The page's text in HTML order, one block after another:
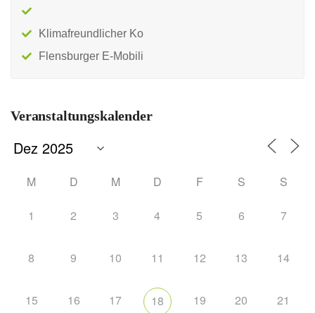
Klimafreundlicher Ko
Flensburger E-Mobili
Veranstaltungskalender
M D M D F S S
1 2 3 4 5 6 7
8 9 10 11 12 13 14
15 16 17 18 19 20 21